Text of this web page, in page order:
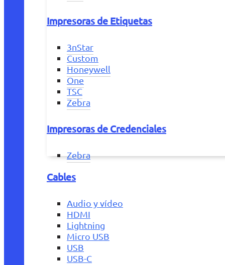
Impresoras de Etiquetas
3nStar
Custom
Honeywell
One
TSC
Zebra
Impresoras de Credenciales
Zebra
Cables
Audio y vídeo
HDMI
Lightning
Micro USB
USB
USB-C